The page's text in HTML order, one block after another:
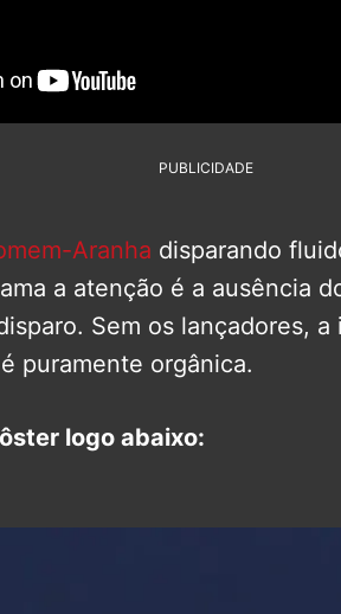
PUBLICIDADE
Aranha disparando
a atenção é a ausência
Sem os lançadores, a
puramente orgânica.
logo abaixo: